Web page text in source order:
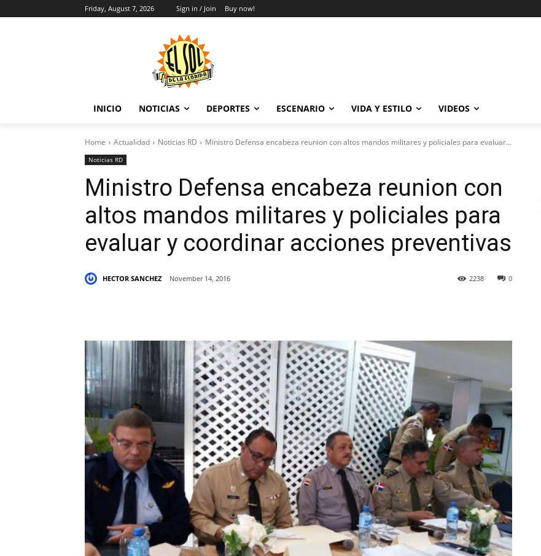
Friday, August 7, 2026 Sign in / Join Buy now!
INICIO NOTICIAS DEPORTES ESCENARIO VIDA Y ESTILO VIDEOS
Home Actualidad Noticias RD Ministro Defensa encabeza reunion con altos mandos militares y policiales para evaluar...
Noticias RD
Ministro Defensa encabeza reunion con
altos mandos militares y policiales para
evaluar y coordinar acciones preventivas
HECTOR SANCHEZ November 14, 2016 0
2238